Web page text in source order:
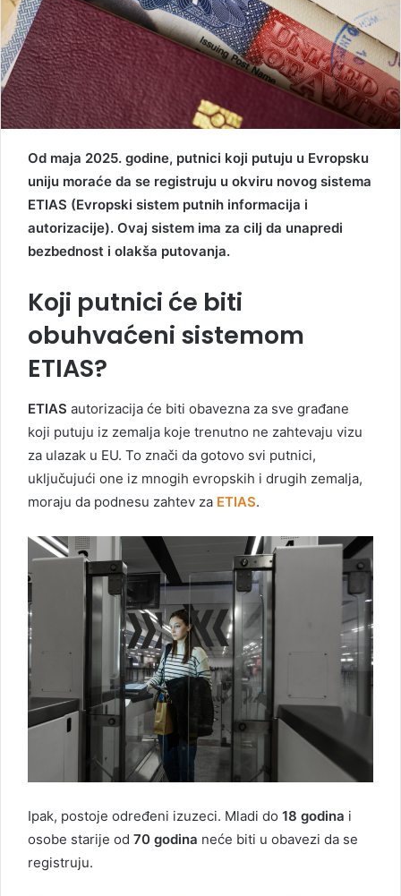
Od maja 2025. godine, putnici koji putuju u Evropsku
uniju moraće da se registruju u okviru novog sistema
ETIAS (Evropski sistem putnih informacija i
autorizacije). Ovaj sistem ima za cilj da unapredi
bezbednost i olakša putovanja.
Koji putnici će biti
obuhvaćeni sistemom
ETIAS?
ETIAS autorizacija će biti obavezna za sve građane
koji putuju iz zemalja koje trenutno ne zahtevaju vizu
za ulazak u EU. To znači da gotovo svi putnici,
uključujući one iz mnogih evropskih i drugih zemalja,
moraju da podnesu zahtev za ETIAS.
Ipak, postoje određeni izuzeci. Mladi do 18 godina i
osobe starije od 70 godina neće biti u obavezi da se
registruju.